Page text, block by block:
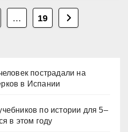
… 19
пострадали на
в Испании
по истории для 5–
в этом году